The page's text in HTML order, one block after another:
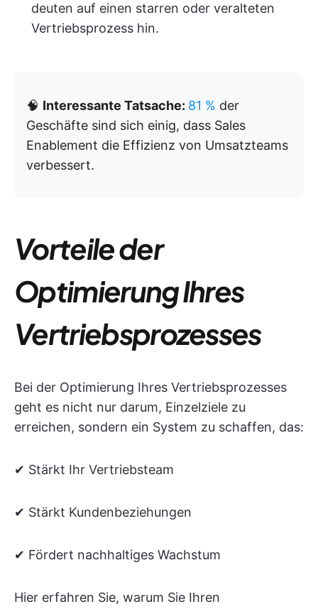
deuten auf einen starren oder veralteten
Vertriebsprozess hin.
🧠 Interessante Tatsache: 81 % der
Geschäfte sind sich einig, dass Sales
Enablement die Effizienz von Umsatzteams
verbessert.
Vorteile der
Optimierung Ihres
Vertriebsprozesses
Bei der Optimierung Ihres Vertriebsprozesses
geht es nicht nur darum, Einzelziele zu
erreichen, sondern ein System zu schaffen, das:
✔ Stärkt Ihr Vertriebsteam
✔ Stärkt Kundenbeziehungen
✔ Fördert nachhaltiges Wachstum
Hier erfahren Sie, warum Sie Ihren